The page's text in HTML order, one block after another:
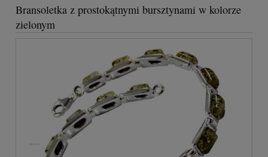
Bransoletka z prostokątnymi bursztynami w kolorze
zielonym